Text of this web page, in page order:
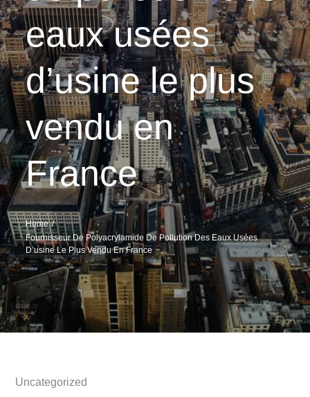
eaux usées
d’usine le plus
vendu en
France
Home
Fournisseur De Polyacrylamide De Pollution Des Eaux Usées
D’usine Le Plus Vendu En France
Uncategorized